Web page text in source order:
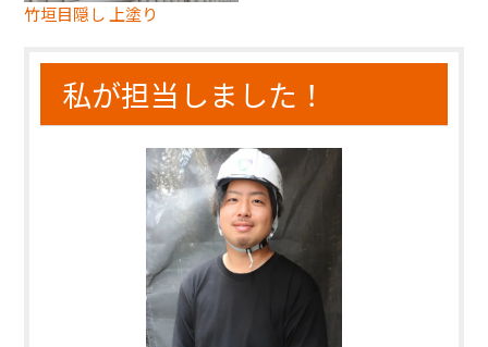
竹垣目隠し 上塗り
私が担当しました！